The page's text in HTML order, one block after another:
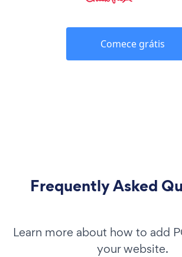
Comece grátis
Frequently Asked
Learn more about how to add
your website.